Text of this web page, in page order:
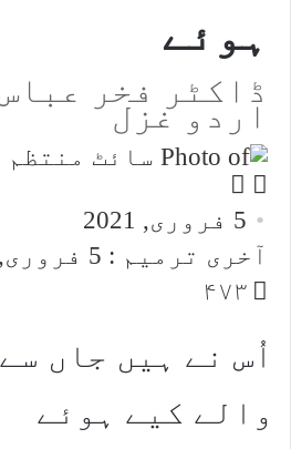
ہوئے
ڈاکٹر فخر
اردو غزل
Follow
on
X
email
5 فروری, 2021
آخری ترمیم : 5 فروری, 2021
۴۷۳
اُس نے ہیں جاں
والے کیے ہوئے